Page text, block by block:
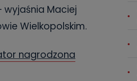
wyjaśnia Maciej
Wielkopolskim.
nagrodzona